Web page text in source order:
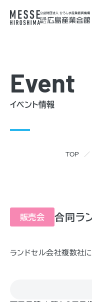
Event
イベント情報
TOP
販売会 合同ラ
ランドセル会社複数社